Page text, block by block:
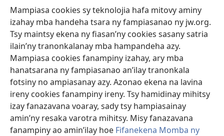
Mampiasa cookies sy teknolojia hafa mitovy aminy
izahay mba handeha tsara ny fampiasanao ny jw.org.
Tsy maintsy ekena ny fiasan’ny cookies sasany satria
ilain’ny tranonkalanay mba hampandeha azy.
Mampiasa cookies fanampiny izahay, ary mba
hanatsarana ny fampiasanao an’ilay tranonkala
fotsiny no ampiasanay azy. Azonao ekena na lavina
ireny cookies fanampiny ireny. Tsy hamidinay mihitsy
izay fanazavana voaray, sady tsy hampiasainay
amin’ny resaka varotra mihitsy. Misy fanazavana
fanampiny ao amin’ilay hoe Fifanekena Momba ny
Mety tsy hety na tsy heken’ny marary sasany ny fomba fitsaboana sy teknika
voaresaka ato.
Ho an’ny marary: Miresaha foana amin’ny dokoteranao na mpitsabo
matihanina hafa, raha marary ianao ka mila torohevitra na te hahafantatra
momba ny fitsaboana iray. Manatòna dokotera raha mahatsiaro ho tsy
metimety ianao.
Ito fifanekena ito no mifehy an’izay mampiasa an’ity tranonkala ity.
Fisehony